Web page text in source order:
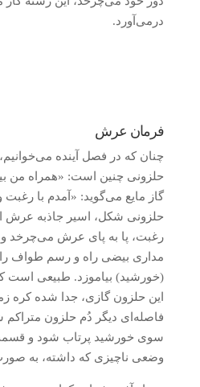
درمی‌آورد.
فرمان عرش
چنان که در فصل آینده
حلزونی چنین است: «همراه من
گاز مایع می‌گوید: «آمدم با رغبت
حلزونی شکل، اسیر جاذبه عرش
رغبت، پا به‌ پای عرش می‌چرخد و
مداری بیضی راه و رسم طواف
(خورشید) بیاموزد. طبیعی است
این حلزون گازی، جدا شده کره
فاصله‌ای دیگر دُم حلزون متراکم
سوی خورشید پرتاب شود و
وضعی ناچیزی که داشته، به